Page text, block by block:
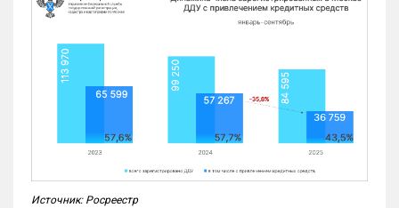
Источник: Росреестр